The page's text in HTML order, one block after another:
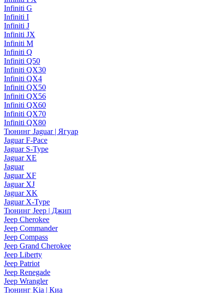
Infiniti G
Infiniti I
Infiniti J
Infiniti JX
Infiniti M
Infiniti Q
Infiniti Q50
Infiniti QX30
Infiniti QX4
Infiniti QX50
Infiniti QX56
Infiniti QX60
Infiniti QX70
Infiniti QX80
Тюнинг Jaguar | Ягуар
Jaguar F-Pace
Jaguar S-Type
Jaguar XE
Jaguar
Jaguar XF
Jaguar XJ
Jaguar XK
Jaguar X-Type
Тюнинг Jeep | Джип
Jeep Cherokee
Jeep Commander
Jeep Compass
Jeep Grand Cherokee
Jeep Liberty
Jeep Patriot
Jeep Renegade
Jeep Wrangler
Тюнинг Kia | Киа